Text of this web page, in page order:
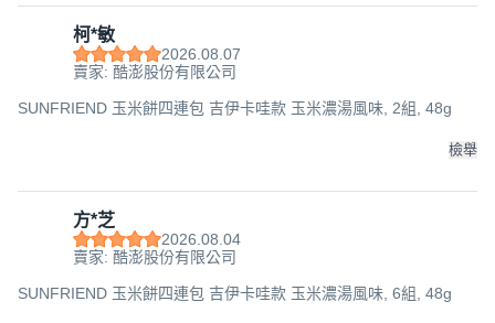
柯*敏
2026.08.07
賣家: 酷澎股份有限公司
SUNFRIEND 玉米餅四連包 吉伊卡哇款 玉米濃湯風味, 2組, 48g
檢舉
方*芝
2026.08.04
賣家: 酷澎股份有限公司
SUNFRIEND 玉米餅四連包 吉伊卡哇款 玉米濃湯風味, 6組, 48g